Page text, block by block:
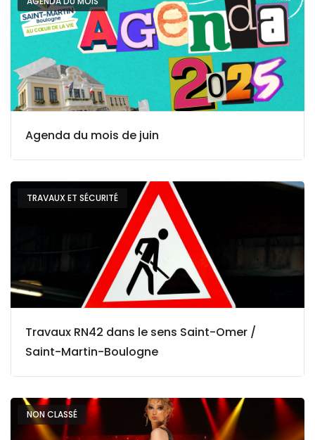
Agenda du mois de juin
TRAVAUX ET SÉCURITÉ
Travaux RN42 dans le sens Saint-Omer /
Saint-Martin-Boulogne
NON CLASSÉ